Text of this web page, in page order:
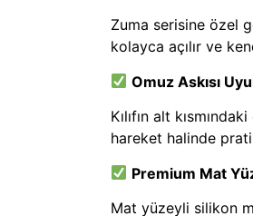
Zuma serisine özel
kolayca açılır ve
Omuz Askısı
Kılıfın alt
hareket halinde
Premium Mat
Mat yüzeyli silikon